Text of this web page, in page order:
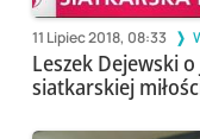
11 Lipiec 2018, 08:33
Leszek Dejewski
siatkarskiej